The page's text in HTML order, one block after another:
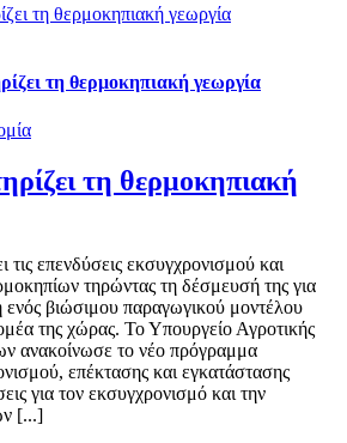
τη θερμοκηπιακή γεωργία
τη θερμοκηπιακή γεωργία
τη θερμοκηπιακή
τις επενδύσεις εκσυγχρονισμού και
τηρώντας τη δέσμευσή της για
βιώσιμου παραγωγικού μοντέλου
της χώρας. Το Υπουργείο Αγροτικής
ανακοίνωσε το νέο πρόγραμμα
επέκτασης και εγκατάστασης
για τον εκσυγχρονισμό και την
[...]